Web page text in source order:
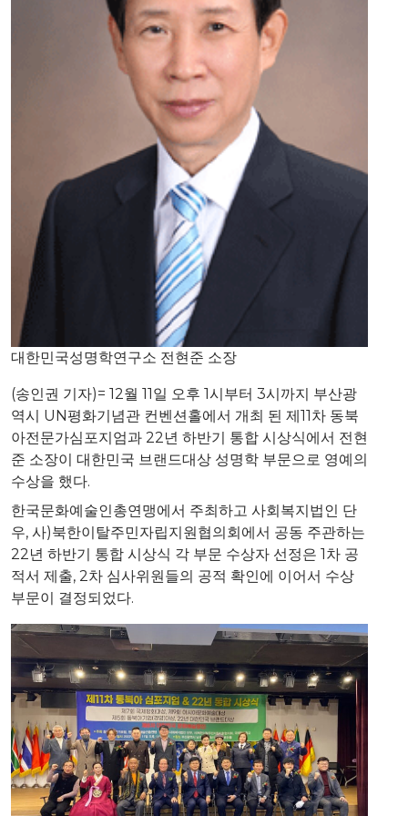
대한민국성명학연구소 전현준 소장
(송인권 기자)= 12월 11일 오후 1시부터 3시까지 부산광
역시 UN평화기념관 컨벤션홀에서 개최 된 제11차 동북
아전문가심포지엄과 22년 하반기 통합 시상식에서 전현
준 소장이 대한민국 브랜드대상 성명학 부문으로 영예의
수상을 했다.
한국문화예술인총연맹에서 주최하고 사회복지법인 단
우, 사)북한이탈주민자립지원협의회에서 공동 주관하는
22년 하반기 통합 시상식 각 부문 수상자 선정은 1차 공
적서 제출, 2차 심사위원들의 공적 확인에 이어서 수상
부문이 결정되었다.